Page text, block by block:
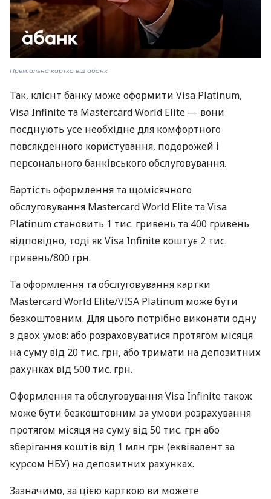
Преміальна картка від àбанк
Так, клієнт банку може оформити Visa Platinum,
Visa Infinite та Mastercard World Elite — вони
поєднують усе необхідне для комфортного
повсякденного користування, подорожей і
персонального банківського обслуговування.
Вартість оформлення та щомісячного
обслуговування Mastercard World Elite та Visa
Platinum становить 1 тис. гривень та 400 гривень
відповідно, тоді як Visa Infinite коштує 2 тис.
гривень/800 грн.
Та оформлення та обслуговування картки
Mastercard World Elite/VISA Platinum може бути
безкоштовним. Для цього потрібно виконати одну
з двох умов: або розраховуватися протягом місяця
на суму від 20 тис. грн, або тримати на депозитних
рахунках від 500 тис. грн.
Оформлення та обслуговування Visa Infinite також
може бути безкоштовним за умови розрахування
протягом місяця на суму від 50 тис. грн або
зберігання коштів від 1 млн грн (еквівалент за
курсом НБУ) на депозитних рахунках.
Зазначимо, за цією карткою ви можете